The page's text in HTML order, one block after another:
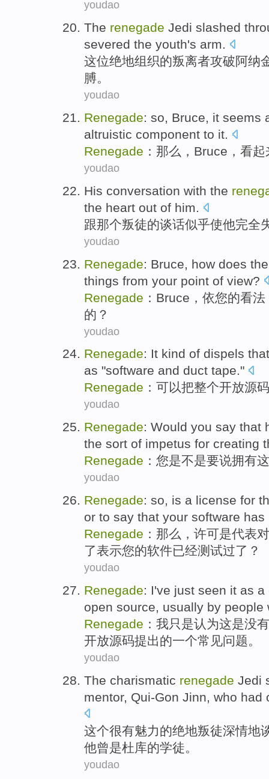
youdao
The renegade Jedi slashed
severed the youth's arm.
这位绝地组织的叛离者攻破阿纳
膊。
youdao
Renegade: so, Bruce, it seems
altruistic component to it.
Renegade ： 那么 ， Bruce ， 看起
youdao
His conversation with the
the heart out of him.
跟那个叛徒的谈话似乎使他完全
youdao
Renegade: Bruce how does
things from your point of view?
Renegade ： Bruce ， 依您的看法
的？
youdao
Renegade: It kind of dispels that
as "software and duct tape."
Renegade ： 可以把整个开放源码
youdao
Renegade: Would you say that
the sort of impetus for creating
Renegade ： 您是不是要说拥有这
youdao
Renegade: so, is a license for
or to say that your software has
Renegade ： 那么 ， 许可是代表对
了表示您的软件已经测试过了？
youdao
Renegade: I've just seen it as a
open source, usually by people
Renegade ： 我只是认为这是没有
开放源码提出的一个常见问题。
youdao
The charismatic renegade Jedi
mentor, Qui-Gon Jinn who had
这个很有魅力的绝地叛徒深情地
他曾是杜库的学徒 。
youdao